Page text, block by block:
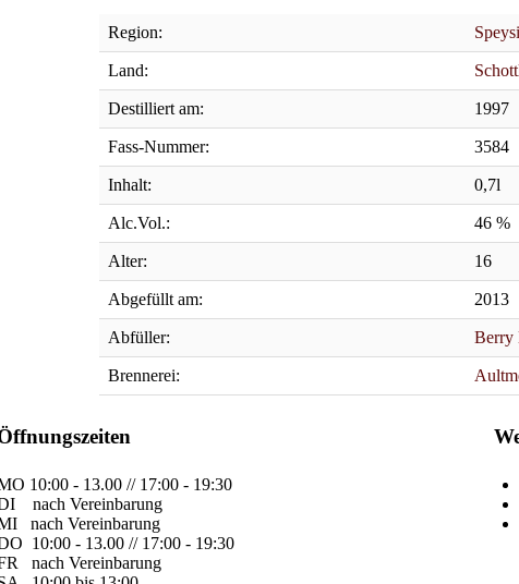
Region:
Land:
Destilliert am: 1997
Fass-Nummer: 3584
Inhalt: 0,7l
Alc.Vol.: 46 %
Alter: 16
Abgefüllt am: 2013
Abfüller: Berry
Brennerei:
10:00 - 13.00 // 17:00 - 19:30
nach Vereinbarung
nach Vereinbarung
10:00 - 13.00 // 17:00 - 19:30
nach Vereinbarung